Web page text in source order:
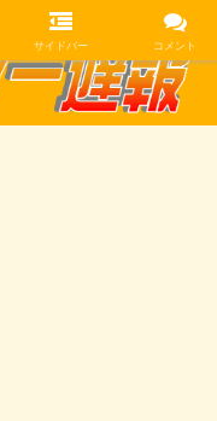
サイドバー コメント